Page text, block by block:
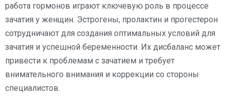
работа гормонов играют ключевую роль в процессе
зачатия у женщин. Эстрогены, пролактин и прогестерон
сотрудничают для создания оптимальных условий для
зачатия и успешной беременности. Их дисбаланс может
привести к проблемам с зачатием и требует
внимательного внимания и коррекции со стороны
специалистов.